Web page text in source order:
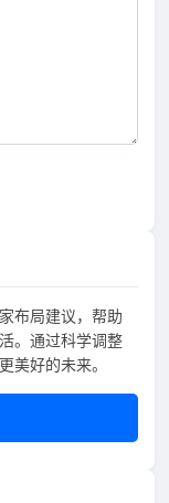
布局建议，帮助
。通过科学调整
美好的未来。